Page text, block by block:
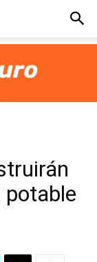
potable